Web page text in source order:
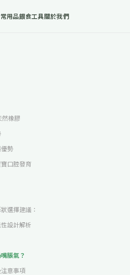
用品餵食工具關於我們
然橡膠
勢
口腔發育
選擇建議：
設計解析
脹氣？
意事項